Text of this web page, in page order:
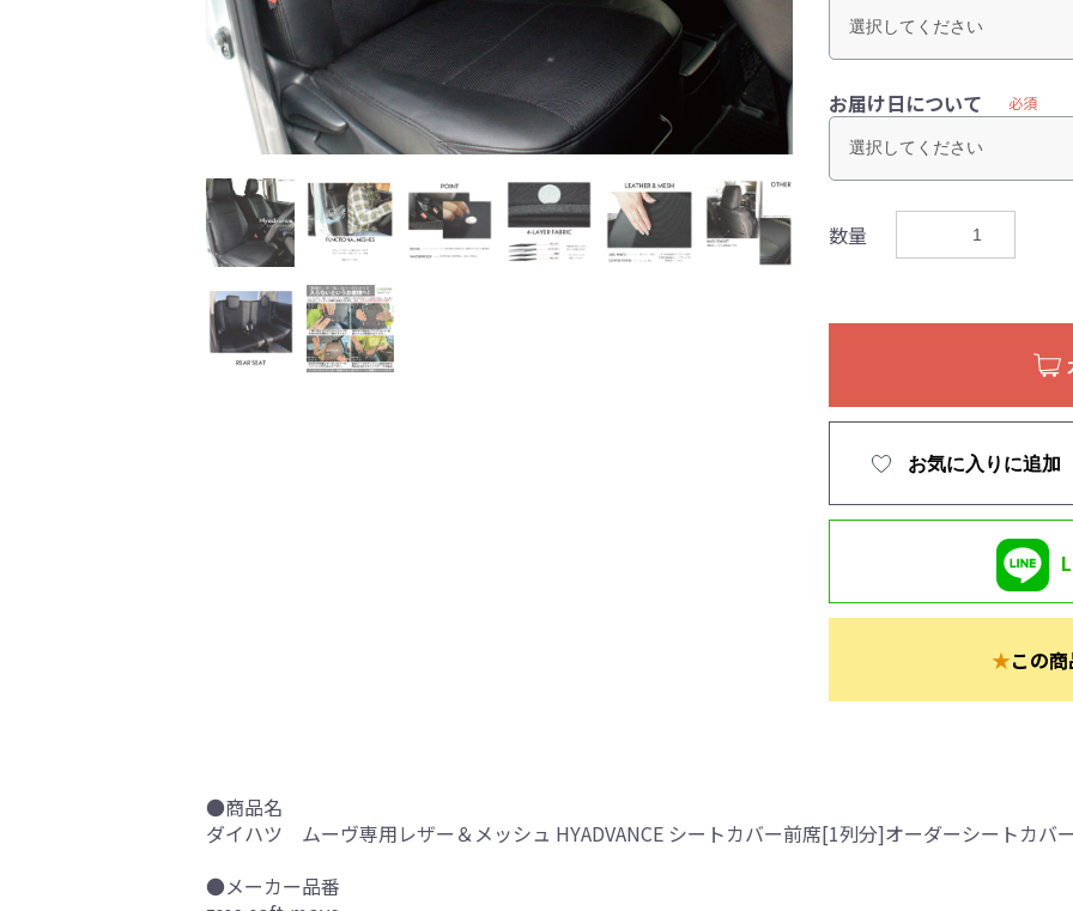
お届け日について 必須
数量
お気に入りに追加
★この
●商品名
ダイハツ ムーヴ専用レザー＆メッシュ HYADVANCE シートカバー前席[1列分]オーダーシートカバー
●メーカー品番